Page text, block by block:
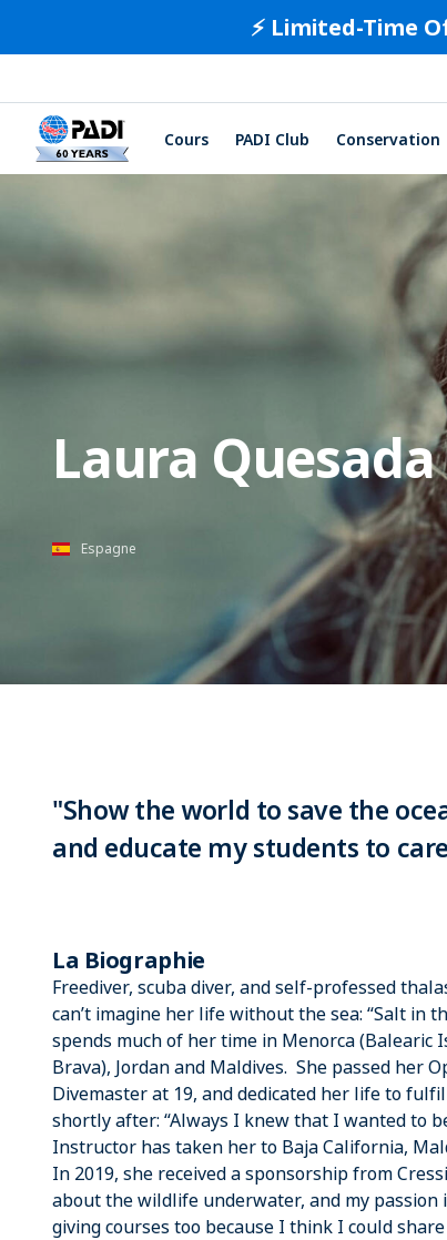
⚡️ Limited-Time
Cours PADI Club Conservation
Laura Quesada
Espagne
"Show the world to save the
and educate my students to
La Biographie
Freediver, scuba diver, and self-professed
can’t imagine her life without the sea: “Salt in
spends much of her time in Menorca (Balearic
Brava), Jordan and Maldives. She passed her
Divemaster at 19, and dedicated her life to
shortly after: “Always I knew that I wanted to
Instructor has taken her to Baja California,
In 2019, she received a sponsorship from
about the wildlife underwater, and my
giving courses too because I think I could